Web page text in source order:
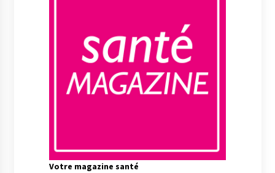
Votre magazine santé